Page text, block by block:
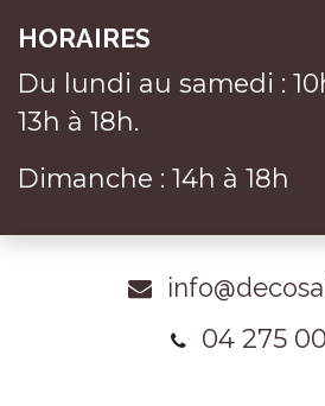
HORAIRES
Du lundi au samedi :
13h à 18h.
Dimanche : 14h à 18h
04 275